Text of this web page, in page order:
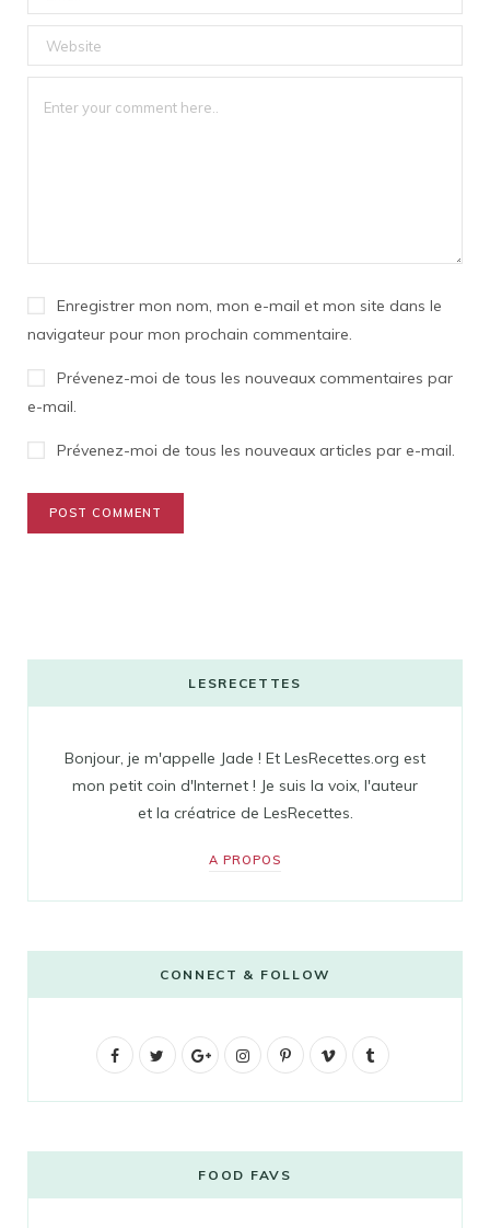
Enregistrer mon nom, mon e-mail et mon site dans le
navigateur pour mon prochain commentaire.
Prévenez-moi de tous les nouveaux commentaires par
e-mail.
Prévenez-moi de tous les nouveaux articles par e-mail.
LESRECETTES
Bonjour, je m'appelle Jade ! Et LesRecettes.org est
mon petit coin d'Internet ! Je suis la voix, l'auteur
et la créatrice de LesRecettes.
A PROPOS
CONNECT & FOLLOW
F
b
t
G
g
l
I
t
a
P
e
V
o
l
FOOD FAVS